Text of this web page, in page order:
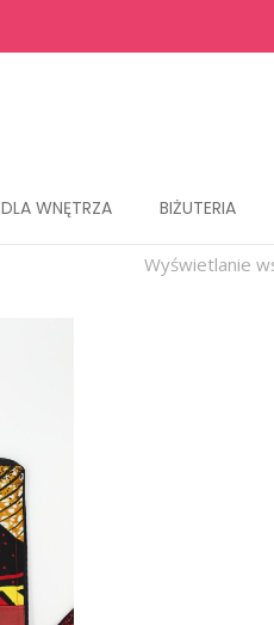
DLA WNĘTRZA BIŻUTERIA
Wyświetlanie